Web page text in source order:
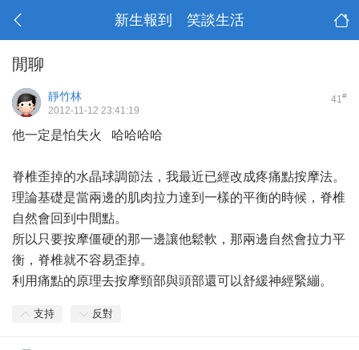
新生報到 笑談生活
閒聊
41#
靜竹林
2012-11-12 23:41:19
他一定是怕失火 哈哈哈哈
脊椎歪掉的水晶球調節法，我最近已經改成疼痛點按摩法。
理論基礎是當兩邊的肌肉拉力達到一樣的平衡的時候，脊椎
自然會回到中間點。
所以只要按摩僵硬的那一邊讓他鬆軟，那兩邊自然會拉力平
衡，脊椎就不容易歪掉。
利用痛點的原理去按摩頸部與頭部還可以舒緩神經緊繃。
支持 反對